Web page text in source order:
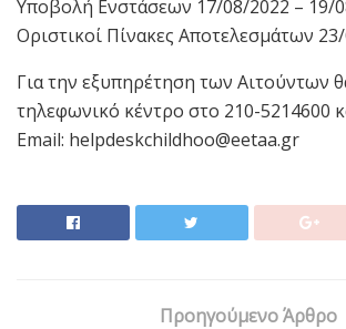
Υποβολή Ενστάσεων 17/08/2022 – 19/
Οριστικοί Πίνακες Αποτελεσμάτων
Για την εξυπηρέτηση των Αιτούντων
τηλεφωνικό κέντρο στο 210-5214600
Email: helpdeskchildhoo@eetaa.gr
Προηγούμενο Άρθρο